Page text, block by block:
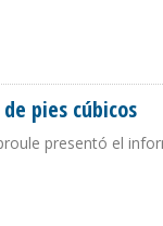
pies cúbicos
presentó el